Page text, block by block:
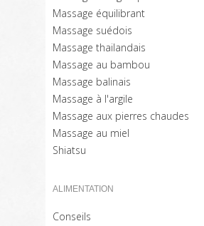
Massage équilibrant
Massage suédois
Massage thailandais
Massage au bambou
Massage balinais
Massage à l'argile
Massage aux pierres chaudes
Massage au miel
Shiatsu
ALIMENTATION
Conseils